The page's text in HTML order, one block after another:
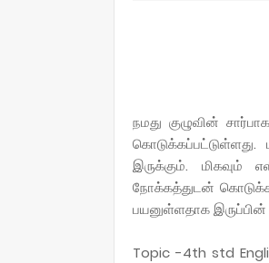
நமது குழுவின்
கொடுக்கப்பட்டுள்ளது.
இருக்கும். மிகவும்
நோக்கத்துடன்
பயனுள்ளதாக இருப்பின்
Topic -4th std